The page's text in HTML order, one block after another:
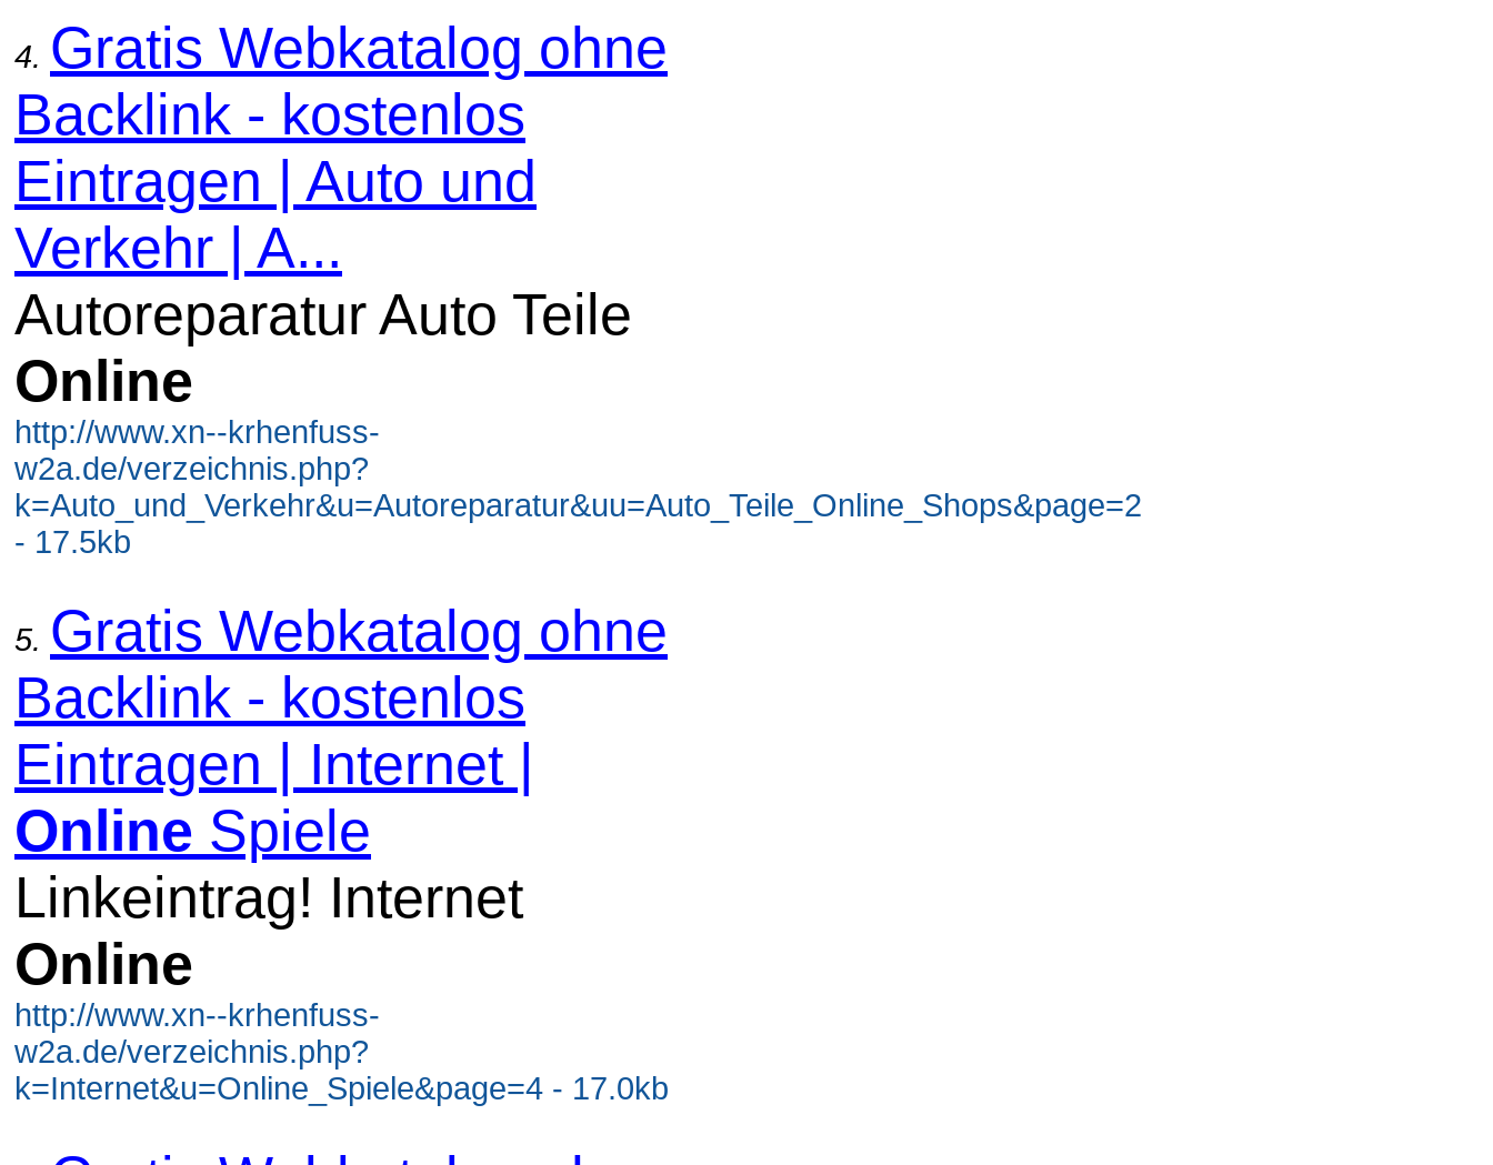
4. Gratis Webkatalog ohne
Backlink - kostenlos
Eintragen | Auto und
Verkehr | A...
Autoreparatur Auto Teile
Online
http://www.xn--krhenfuss-
w2a.de/verzeichnis.php?
k=Auto_und_Verkehr&u=Autoreparatur&uu=Auto_Teile_Online_Shops&page=2
- 17.5kb
5. Gratis Webkatalog ohne
Backlink - kostenlos
Eintragen | Internet |
Online Spiele
Linkeintrag! Internet
Online
http://www.xn--krhenfuss-
w2a.de/verzeichnis.php?
k=Internet&u=Online_Spiele&page=4 - 17.0kb